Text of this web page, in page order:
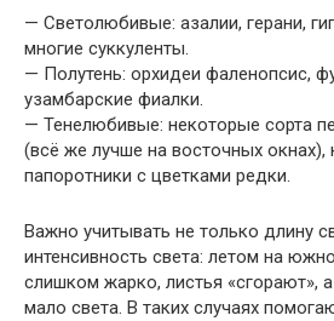
— Светолюбивые: азалии, герани,
многие суккуленты.
— Полутень: орхидеи фаленопсис,
узамбарские фиалки.
— Тенелюбивые: некоторые сорта
(всё же лучше на восточных окнах),
папоротники с цветками редки.
Важно учитывать не только длину
интенсивность света: летом на
слишком жарко, листья «сгорают»,
мало света. В таких случаях